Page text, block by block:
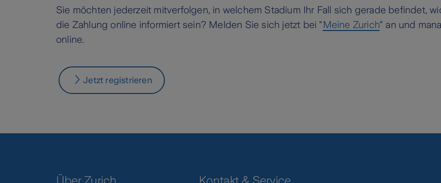
Sie möchten jederzeit mitverfolgen, in welchem Stadium Ihr Fall sich gerade befindet,
die Zahlung online informiert sein? Melden Sie sich jetzt bei "Meine Zurich" an und
online.
Jetzt registrieren